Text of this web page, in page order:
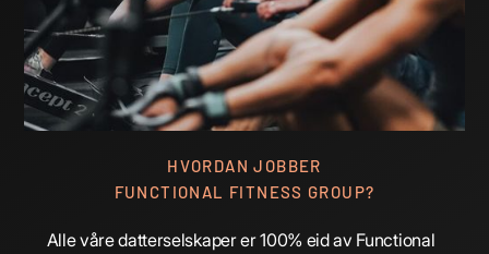
XT Lambertseter
Cecilie Thoresens vei
5, 1153 Oslo
XT Fredrikstad
Fredrikstad
HVORDAN JOBBER
FUNCTIONAL FITNESS GROUP?
Alle våre datterselskaper er 100% eid av Functional